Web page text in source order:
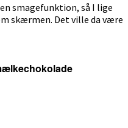
smagefunktion, så I lige
skærmen. Det ville da være